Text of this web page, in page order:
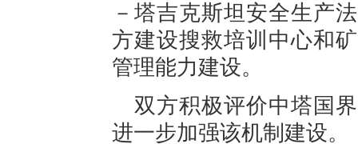
－塔吉克斯坦安全生产
方建设搜救培训中心和
管理能力建设。
双方积极评价中塔国
进一步加强该机制建设。